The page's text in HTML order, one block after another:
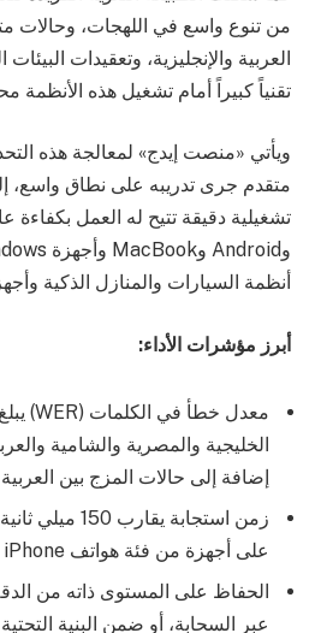
من تنوع واسع في اللهجات، وحالات
العربية والإنجليزية، وتعقيدات البيئات
تقنياً كبيراً أمام تشغيل هذه الأنظمة
ويأتي «منصت إيدج» لمعالجة هذه
متقدم جرى تدريبه على نطاق واسع،
أنظمة السيارات والمنازل الذكية
أبرز مؤشرات الأداء:
الخليجية والمصرية والشامية
إضافة إلى حالات المزج بين العربية
زمن استجابة
على أجهزة من فئة هواتف iPhone القياسية.
الحفاظ على المستوى ذاته من
عبر السحابة، أو ضمن البنية